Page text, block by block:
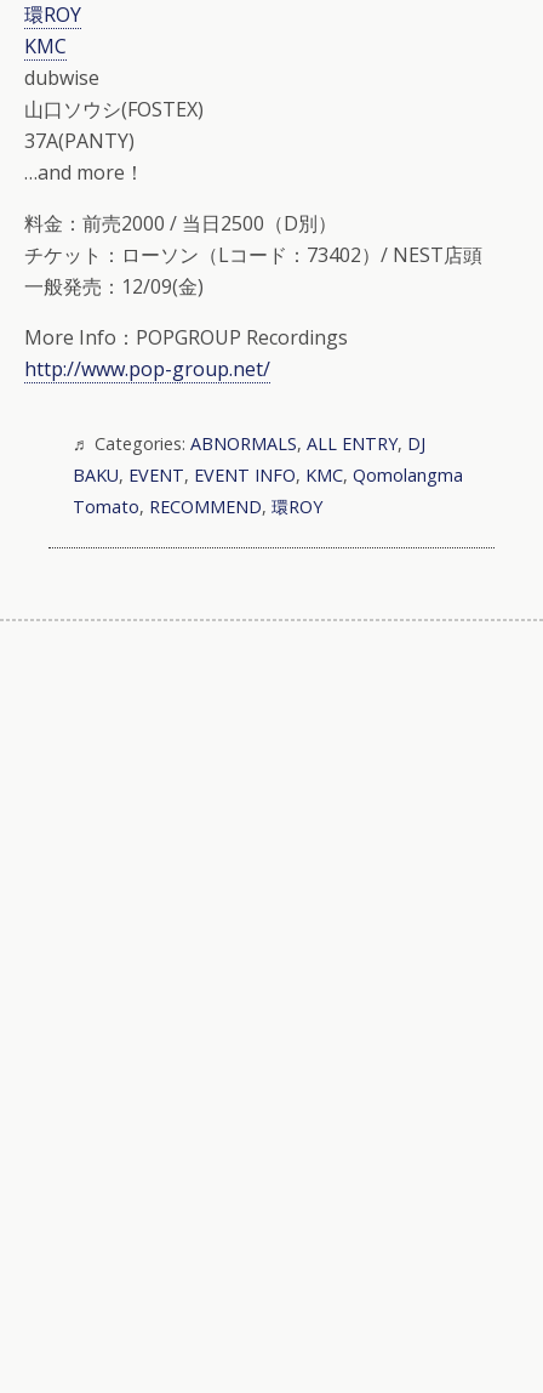
環ROY
KMC
dubwise
山口ソウシ(FOSTEX)
37A(PANTY)
…and more！
料金：前売2000 / 当日2500（D別）
チケット：ローソン（Lコード：73402）/ NEST店頭
一般発売：12/09(金)
More Info：POPGROUP Recordings
http://www.pop-group.net/
Categories: ABNORMALS, ALL ENTRY, DJ
BAKU, EVENT, EVENT INFO, KMC, Qomolangma
Tomato, RECOMMEND, 環ROY